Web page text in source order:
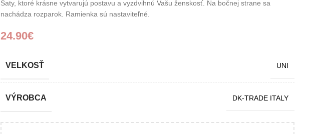
Šaty, ktoré krásne vytvarujú postavu a vyzdvihnú Vašu ženskosť. Na bočnej strane sa
nachádza rozparok. Ramienka sú nastaviteľné.
24.90€
VELKOSŤ UNI
VÝROBCA DK-TRADE ITALY